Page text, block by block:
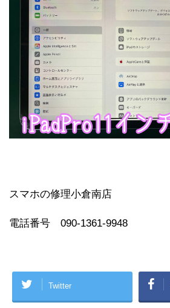
スマホの修理小倉南店
電話番号 090-1361-9948
Twitter